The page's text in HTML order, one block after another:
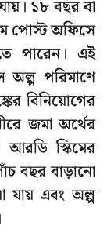
১৮ বছর বা
পোস্ট অফিসে
পারেন। এই
অল্প পরিমাণে
বিনিয়োগের
জমা অর্থের
স্কিমের
বছর বাড়ানো
যায় এবং অল্প